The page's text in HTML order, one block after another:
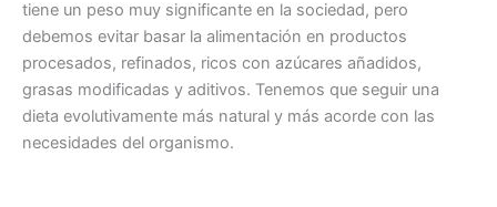
tiene un peso muy significante en la sociedad, pero
debemos evitar basar la alimentación en productos
procesados, refinados, ricos con azúcares añadidos,
grasas modificadas y aditivos. Tenemos que seguir una
dieta evolutivamente más natural y más acorde con las
necesidades del organismo.